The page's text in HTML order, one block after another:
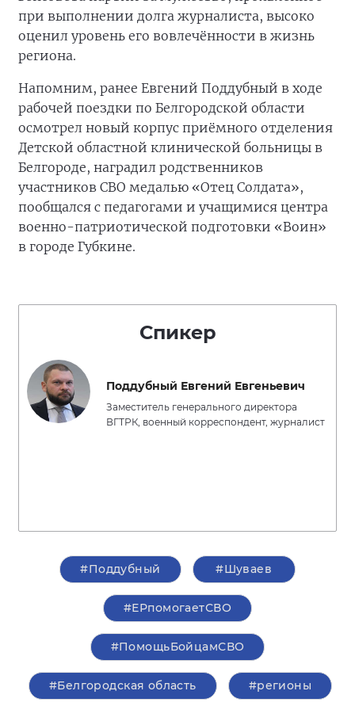
при выполнении долга журналиста, высоко
оценил уровень его вовлечённости в жизнь
региона.
Напомним, ранее Евгений Поддубный в ходе
рабочей поездки по Белгородской области
осмотрел новый корпус приёмного отделения
Детской областной клинической больницы в
Белгороде, наградил родственников
участников СВО медалью «Отец Солдата»,
пообщался с педагогами и учащимися центра
военно-патриотической подготовки «Воин»
в городе Губкине.
Спикер
Поддубный Евгений Евгеньевич
Заместитель генерального директора
ВГТРК, военный корреспондент, журналист
#Поддубный #Шуваев
#ЕРпомогаетСВО
#ПомощьБойцамСВО
#Белгородская область #регионы